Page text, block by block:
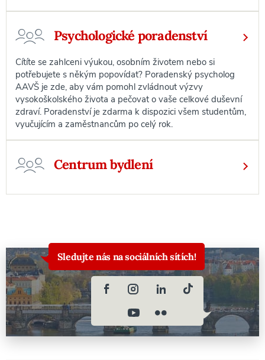
Psychologické poradenství
Cítíte se zahlceni výukou, osobním životem nebo si
potřebujete s někým popovídat? Poradenský psycholog
AAVŠ je zde, aby vám pomohl zvládnout výzvy
vysokoškolského života a pečovat o vaše celkové duševní
zdraví. Poradenství je zdarma k dispozici všem studentům,
vyučujícím a zaměstnancům po celý rok.
Centrum bydlení
Sledujte nás na sociálních sítích!